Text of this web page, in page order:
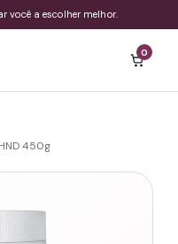
você a escolher melhor.
0
450g